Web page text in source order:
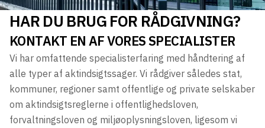
HAR DU BRUG FOR RÅDGIVNING?
KONTAKT EN AF VORES SPECIALISTER
Vi har omfattende specialisterfaring med håndtering af
alle typer af aktindsigtssager. Vi rådgiver således stat,
kommuner, regioner samt offentlige og private selskaber
om aktindsigtsreglerne i offentlighedsloven,
forvaltningsloven og miljøoplysningsloven, ligesom vi